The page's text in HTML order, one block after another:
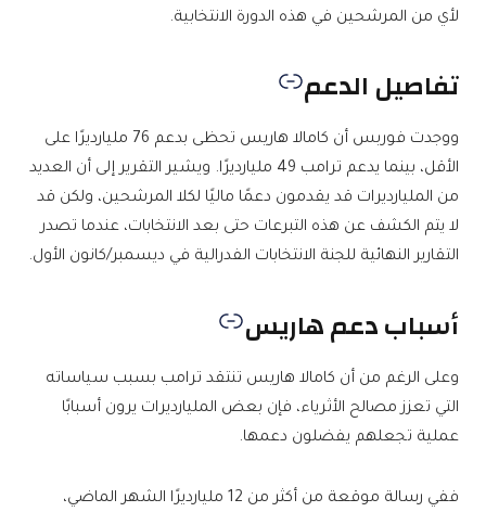
لأي من المرشحين في هذه الدورة الانتخابية.
تفاصيل الدعم
ووجدت فوربس أن كامالا هاريس تحظى بدعم 76 مليارديرًا على
الأقل، بينما يدعم ترامب 49 مليارديرًا. ويشير التقرير إلى أن العديد
من المليارديرات قد يقدمون دعمًا ماليًا لكلا المرشحين، ولكن قد
لا يتم الكشف عن هذه التبرعات حتى بعد الانتخابات، عندما تصدر
التقارير النهائية للجنة الانتخابات الفدرالية في ديسمبر/كانون الأول.
أسباب دعم هاريس
وعلى الرغم من أن كامالا هاريس تنتقد ترامب بسبب سياساته
التي تعزز مصالح الأثرياء، فإن بعض المليارديرات يرون أسبابًا
عملية تجعلهم يفضلون دعمها.
ففي رسالة موقعة من أكثر من 12 مليارديرًا الشهر الماضي،